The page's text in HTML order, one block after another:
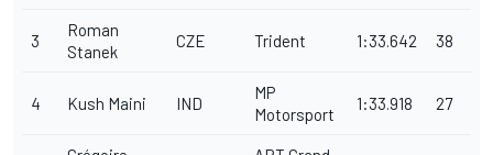
3
Roman
Stanek
CZE Trident 1:33.642 38
4 Kush Maini IND
MP
Motorsport
1:33.918 27